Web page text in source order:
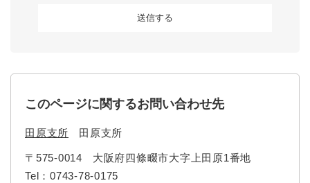
このページに関するお問い合わせ先
田原支所 田原支所
〒575-0014
大阪府四條畷市大字上田原1番地
Tel：0743-78-0175